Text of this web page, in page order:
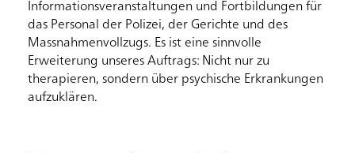
Informationsveranstaltungen und Fortbildungen für
das Personal der Polizei, der Gerichte und des
Massnahmenvollzugs. Es ist eine sinnvolle
Erweiterung unseres Auftrags: Nicht nur zu
therapieren, sondern über psychische Erkrankungen
aufzuklären.